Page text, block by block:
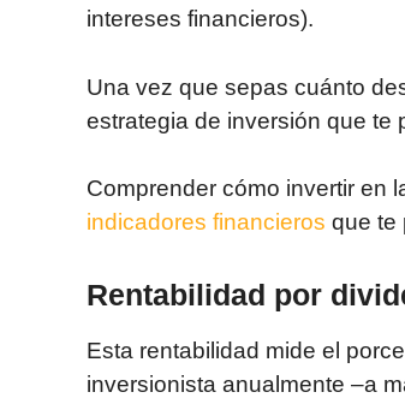
intereses financieros).
Una vez que sepas cuánto
estrategia de inversión que te
Comprender cómo invertir en
indicadores financieros que te
Rentabilidad por
Esta rentabilidad mide el
inversionista anualmente –a